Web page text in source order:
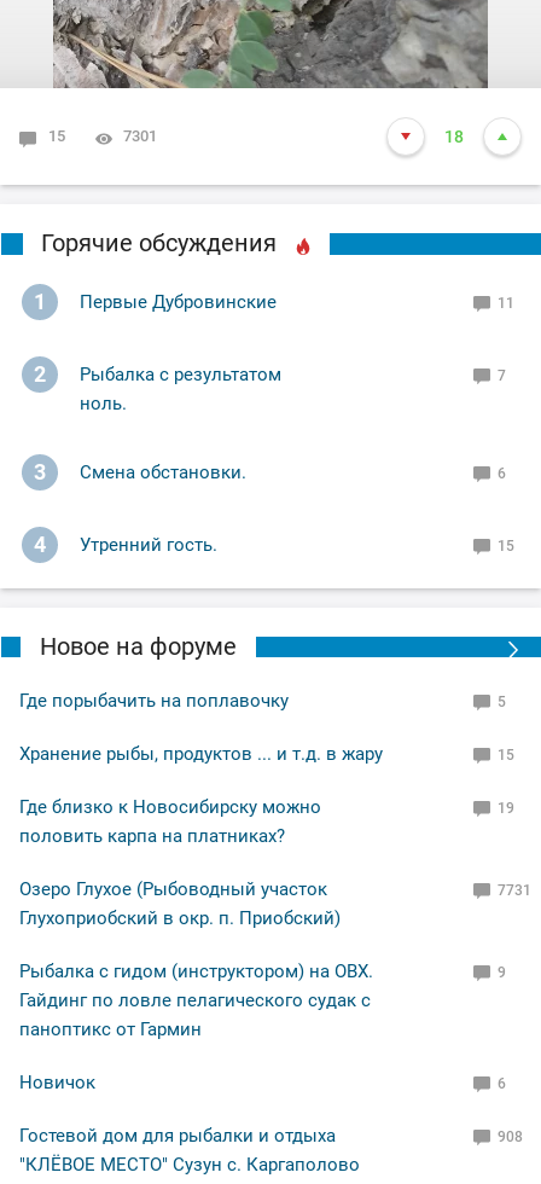
15 7301 18
Горячие обсуждения
1 Первые Дубровинские 11
2
Рыбалка с результатом
ноль.
7
3 Смена обстановки. 6
4 Утренний гость. 15
Новое на форуме
Где порыбачить на поплавочку 5
Хранение рыбы, продуктов ... и т.д. в жару 15
Где близко к Новосибирску можно
половить карпа на платниках?
19
Озеро Глухое (Рыбоводный участок
Глухоприобский в окр. п. Приобский)
7731
Рыбалка с гидом (инструктором) на ОВХ.
Гайдинг по ловле пелагического судак с
паноптикс от Гармин
9
Новичок 6
Гостевой дом для рыбалки и отдыха
"КЛЁВОЕ МЕСТО" Сузун с. Каргаполово
908